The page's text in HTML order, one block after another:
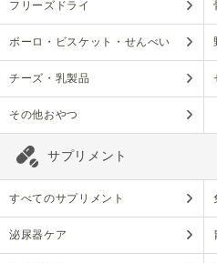
フリーズドライ
ボーロ・ビスケット・せんべい
チーズ・乳製品
その他おやつ
サプリメント
すべてのサプリメント
泌尿器ケア